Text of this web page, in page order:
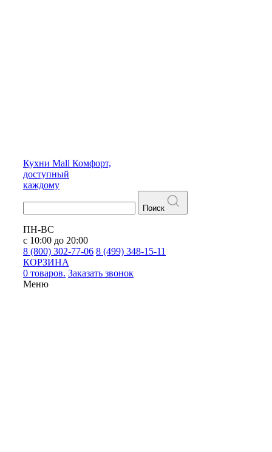
Кухни Mall Комфорт,
доступный
каждому
Поиск
ПН-ВС
с 10:00 до 20:00
8 (800) 302-77-06 8 (499) 348-15-11
КОРЗИНА
0 товаров. Заказать звонок
Меню